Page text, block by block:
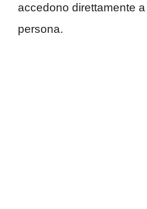
accedono direttamente
persona.